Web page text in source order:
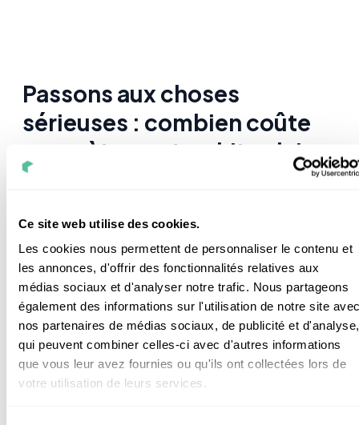
Ce site web utilise des cookies.
Les cookies nous permettent de personnaliser le contenu et
les annonces, d'offrir des fonctionnalités relatives aux
médias sociaux et d'analyser notre trafic. Nous partageons
également des informations sur l'utilisation de notre site
nos partenaires de médias sociaux, de publicité et d'analyse,
qui peuvent combiner celles-ci avec d'autres informations
que vous leur avez fournies ou qu'ils ont collectées lors de
votre utilisation de leurs services.
Passons aux choses
sérieuses : combien coûte
concrètement un kit solaire.
De votre projet.
Et du choix de l’installation : en l’installant vous-
même ou en le faisant installer par un
professionnelqualifié RGE
Pour vous simplifier la lecture, je vous montre tout
sous forme de tableaux comparatifs :